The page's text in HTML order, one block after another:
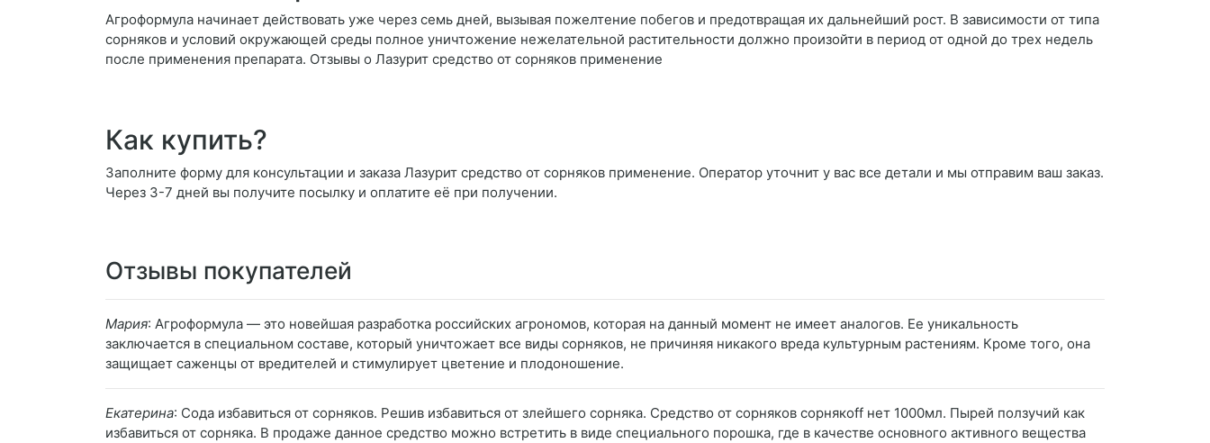
Агроформула начинает действовать уже через семь дней, вызывая пожелтение побегов и предотвращая их дальнейший рост. В зависимости от типа
сорняков и условий окружающей среды полное уничтожение нежелательной растительности должно произойти в период от одной до трех недель
после применения препарата. Отзывы о Лазурит средство от сорняков применение
Как купить?
Заполните форму для консультации и заказа Лазурит средство от сорняков применение. Оператор уточнит у вас все детали и мы отправим ваш заказ.
Через 3-7 дней вы получите посылку и оплатите её при получении.
Отзывы покупателей
Мария: Агроформула — это новейшая разработка российских агрономов, которая на данный момент не имеет аналогов. Ее уникальность
заключается в специальном составе, который уничтожает все виды сорняков, не причиняя никакого вреда культурным растениям. Кроме того, она
защищает саженцы от вредителей и стимулирует цветение и плодоношение.
Екатерина: Сода избавиться от сорняков. Решив избавиться от злейшего сорняка. Средство от сорняков сорнякoff нет 1000мл. Пырей ползучий как
избавиться от сорняка. В продаже данное средство можно встретить в виде специального порошка, где в качестве основного активного вещества